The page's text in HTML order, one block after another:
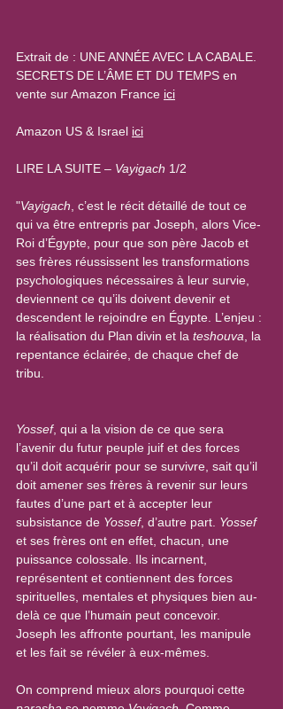
Extrait de : UNE ANNÉE AVEC LA CABALE.
SECRETS DE L’ÂME ET DU TEMPS en
vente sur Amazon France ici
Amazon US & Israel ici
LIRE LA SUITE – Vayigach 1/2
"Vayigach , c’est le récit détaillé de tout ce
qui va être entrepris par Joseph, alors Vice-
Roi d’Égypte, pour que son père Jacob et
ses frères réussissent les transformations
psychologiques nécessaires à leur survie,
deviennent ce qu’ils doivent devenir et
descendent le rejoindre en Égypte. L’enjeu :
la réalisation du Plan divin et la teshouva , la
repentance éclairée, de chaque chef de
tribu.
Yossef, qui a la vision de ce que sera
l’avenir du futur peuple juif et des forces
qu’il doit acquérir pour se survivre, sait qu’il
doit amener ses frères à revenir sur leurs
fautes d’une part et à accepter leur
subsistance de Yossef, d’autre part. Yossef
et ses frères ont en effet, chacun, une
puissance colossale. Ils incarnent,
représentent et contiennent des forces
spirituelles, mentales et physiques bien au-
delà ce que l’humain peut concevoir.
Joseph les affronte pourtant, les manipule
et les fait se révéler à eux-mêmes.
On comprend mieux alors pourquoi cette